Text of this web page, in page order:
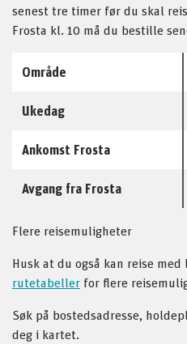
senest tre timer før du skal
Frosta kl. 10 må du bestille
Område
Ukedag
Ankomst Frosta
Avgang fra Frosta
Flere reisemuligheter
Husk at du også kan reise
rutetabeller for flere
Søk på bostedsadresse,
deg i kartet.